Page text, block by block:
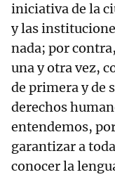
iniciativa de la
y las
nada; por
una y otra vez,
de primera y de
derechos
entendemos,
garantizar a
conocer la